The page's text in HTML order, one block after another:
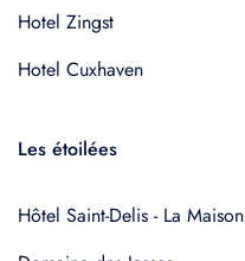
Hotel Zingst
Hotel Cuxhaven
Les étoilées
Hôtel Saint-Delis - La